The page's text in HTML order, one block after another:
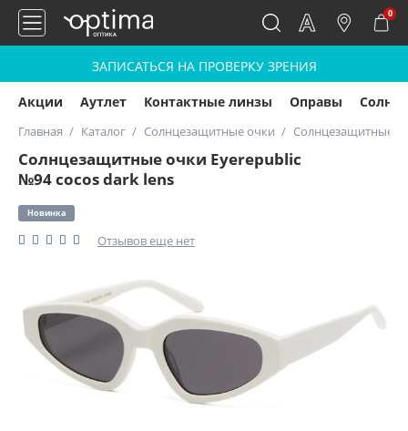
0
ЗАПИСАТЬСЯ НА ПРОВЕРКУ ЗРЕНИЯ
Акции Аутлет Контактные линзы Оправы
Главная Каталог Солнцезащитные очки Солнцезащитные
Солнцезащитные очки Eyerepublic
№94 cocos dark lens
Новинка
Отзывов еще нет